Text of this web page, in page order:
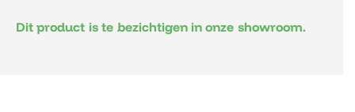
Dit product is te bezichtigen in onze showroom.